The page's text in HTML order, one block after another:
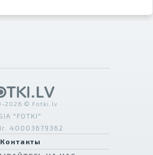
2026 © Fotki.lv
SIA "FOTKI"
40003679362
Контакты